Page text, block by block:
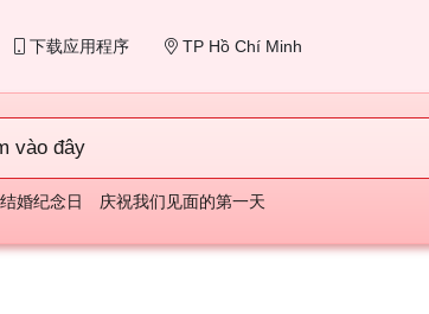
下载应用程序 TP Hồ Chí Minh
结婚纪念日 庆祝我们见面的第一天